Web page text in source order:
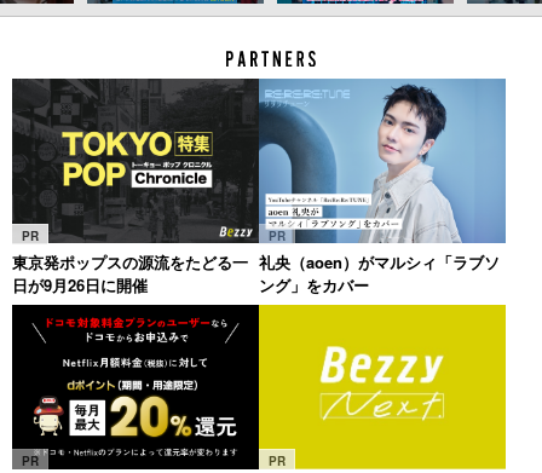
PR
東京発ポップスの源流をたどる一
日が9月26日に開催
PR
礼央（aoen）がマルシィ「ラブソ
ング」をカバー
PR PR